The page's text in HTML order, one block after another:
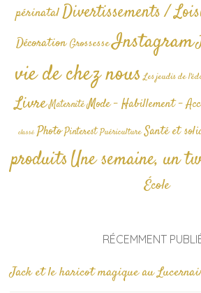
périnatalDivertissements /
Décoration GrossesseInstagram
vie de chez nous Les jeudis de
Livre Maternité Mode - Habillement -
classé Photo Pinterest Puériculture Santé et
produitsUne semaine, un
École
RÉCEMMENT
Jack et le haricot magique au